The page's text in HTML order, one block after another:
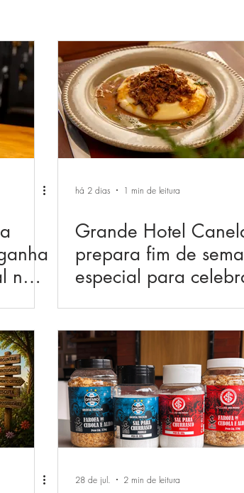
na
há 2 dias 1 min de leitura
Grande Hotel
prepara fim de
especial para
28 de jul. 2 min de leitura